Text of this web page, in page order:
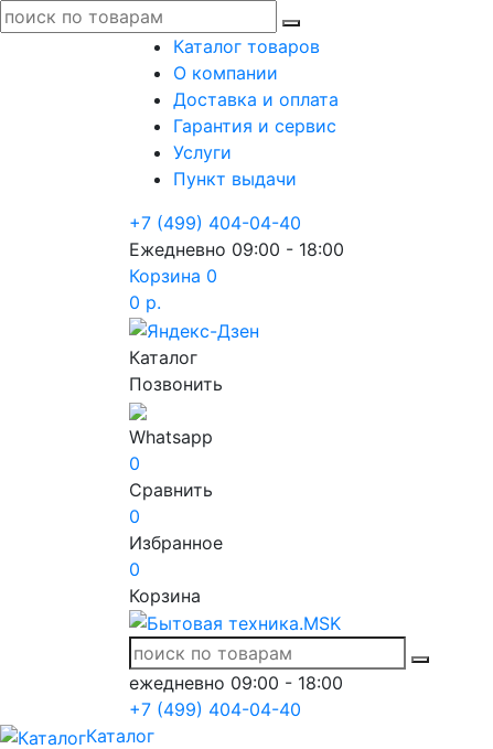
Каталог товаров
О компании
Доставка и оплата
Гарантия и сервис
Услуги
Пункт выдачи
+7 (499) 404-04-40
Ежедневно 09:00 - 18:00
Корзина 0
0 р.
Каталог
Позвонить
Whatsapp
0
Сравнить
0
Избранное
0
Корзина
ежедневно 09:00 - 18:00
+7 (499) 404-04-40
Каталог